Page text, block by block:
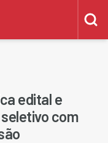
edital e
com